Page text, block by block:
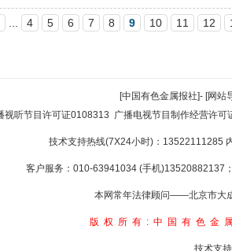
4 5 6 7 8 9 10 11 12
[中国有色金属报社]- [网站
视听节目许可证0108313 广播电视节目制作经营许可
技术支持热线(7X24小时)：13522111285
客户服务：010-63941034 (手机)13520882137
本网常年法律顾问——北京市大
版权所有:中国有色金
技术支